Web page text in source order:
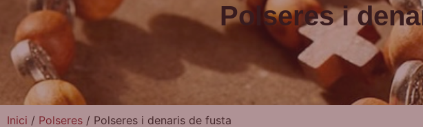
Polseres i
Inici / Polseres / Polseres i denaris de fusta